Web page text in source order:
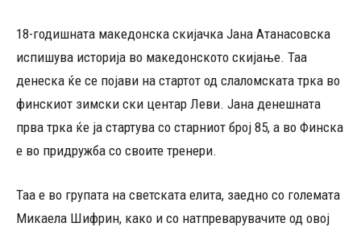
18-годишната македонска скијачка Јана Атанасовска
испишува историја во македонското скијање. Таа
денеска ќе се појави на стартот од слаломската трка во
финскиот зимски ски центар Леви. Јана денешната
прва трка ќе ја стартува со старниот број 85, а во Финска
е во придружба со своите тренери.
Таа е во групата на светската елита, заедно со големата
Микаела Шифрин, како и со натпреварувачите од овој